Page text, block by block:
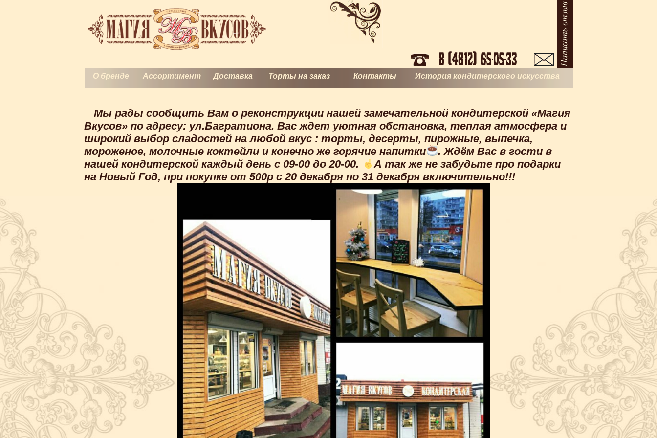
О бренде Ассортимент Доставка Торты на заказ Контакты История кондитерского искусства
Мы рады сообщить Вам о реконструкции нашей замечательной кондитерской «Магия
Вкусов» по адресу: ул.Багратиона. Вас ждет уютная обстановка, теплая атмосфера и
широкий выбор сладостей на любой вкус : торты, десерты, пирожные, выпечка,
мороженое, молочные коктейли и конечно же горячие напитки
. Ждём Вас в гости в
нашей кондитерской каждый день с 09-00 до 20-00.
А так же не забудьте про подарки
на Новый Год, при покупке от 500р с 20 декабря по 31 декабря включительно!!!